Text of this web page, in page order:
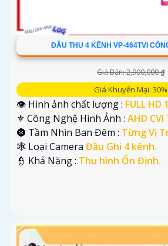
ĐẦU THU 4 KÊNH VP-464TVI
Giá Bán: 2,900,000 ₫
Giá Khuyến Mại: 30%
👁 Hình ảnh chất lượng : FULL HD
⚜️ Công Nghệ Hình Ảnh : AHD CVI
🌚 Tầm Nhìn Ban Đêm : Từng Vị
🕸️ Loại Camera Đầu Ghi 4 kênh.
️👮 Khả Năng : Thu hình Ổn Định.